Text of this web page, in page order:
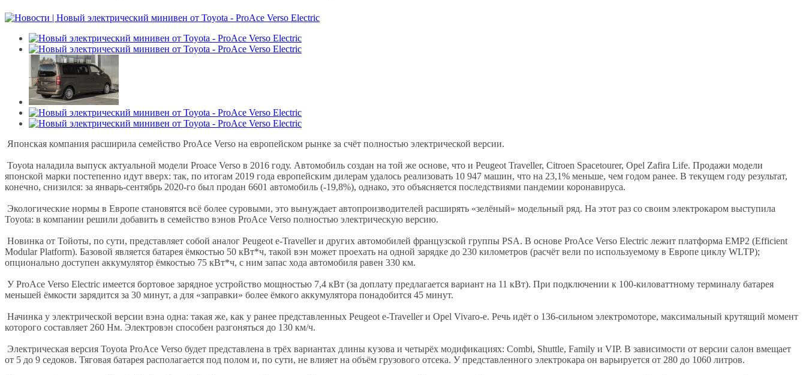
Японская компания расширила семейство ProAce Verso на европейском рынке за счёт полностью электрической версии.
Toyota наладила выпуск актуальной модели Proace Verso в 2016 году. Автомобиль создан на той же основе, что и Peugeot Traveller, Citroen Spacetourer, Opel Zafira Life. Продажи модели
японской марки постепенно идут вверх: так, по итогам 2019 года европейским дилерам удалось реализовать 10 947 машин, что на 23,1% меньше, чем годом ранее. В текущем году результат,
конечно, снизился: за январь-сентябрь 2020-го был продан 6601 автомобиль (-19,8%), однако, это объясняется последствиями пандемии коронавируса.
Экологические нормы в Европе становятся всё более суровыми, это вынуждает автопроизводителей расширять «зелёный» модельный ряд. На этот раз со своим электрокаром выступила
Toyota: в компании решили добавить в семейство вэнов ProAce Verso полностью электрическую версию.
Новинка от Тойоты, по сути, представляет собой аналог Peugeot e-Traveller и других автомобилей французской группы PSA. В основе ProAce Verso Electriс лежит платформа EMP2 (Efficient
Modular Platform). Базовой является батарея ёмкостью 50 кВт*ч, такой вэн может проехать на одной зарядке до 230 километров (расчёт вели по используемому в Европе циклу WLTP);
опционально доступен аккумулятор ёмкостью 75 кВт*ч, с ним запас хода автомобиля равен 330 км.
У ProAce Verso Electriс имеется бортовое зарядное устройство мощностью 7,4 кВт (за доплату предлагается вариант на 11 кВт). При подключении к 100-киловаттному терминалу батарея
меньшей ёмкости зарядится за 30 минут, а для «заправки» более ёмкого аккумулятора понадобится 45 минут.
Начинка у электрической версии вэна одна: такая же, как у ранее представленных Peugeot e-Traveller и Opel Vivaro-e. Речь идёт о 136-сильном электромоторе, максимальный крутящий момент
которого составляет 260 Нм. Электровэн способен разгоняться до 130 км/ч.
Электрическая версия Toyota ProAce Verso будет представлена в трёх вариантах длины кузова и четырёх модификациях: Combi, Shuttle, Family и VIP. В зависимости от версии салон вмещает
от 5 до 9 седоков. Тяговая батарея располагается под полом и, по сути, не влияет на объём грузового отсека. У представленного электрокара он варьируется от 280 до 1060 литров.